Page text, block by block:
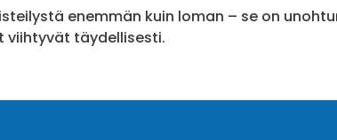
enemmän kuin loman – se on
viihtyvät täydellisesti.